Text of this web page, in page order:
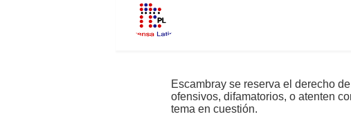
Escambray se reserva el derecho
ofensivos, difamatorios, o atenten
tema en cuestión.